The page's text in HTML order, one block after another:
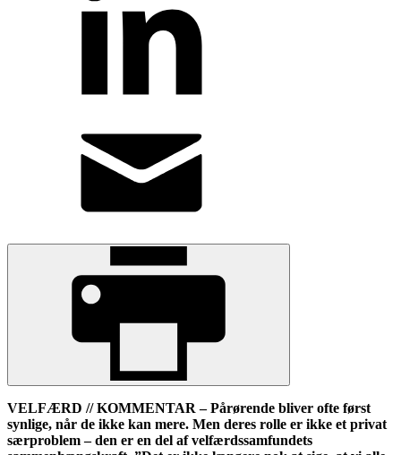
VELFÆRD // KOMMENTAR – Pårørende bliver ofte først
synlige, når de ikke kan mere. Men deres rolle er ikke et privat
særproblem – den er en del af velfærdssamfundets